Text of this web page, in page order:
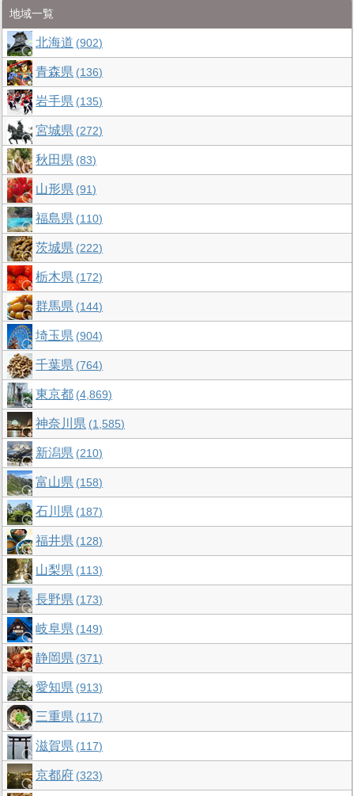
地域一覧
北海道 902
青森県 136
岩手県 135
宮城県 272
秋田県 83
山形県 91
福島県 110
茨城県 222
栃木県 172
群馬県 144
埼玉県 904
千葉県 764
東京都 4,869
神奈川県 1,585
新潟県 210
富山県 158
石川県 187
福井県 128
山梨県 113
長野県 173
岐阜県 149
静岡県 371
愛知県 913
三重県 117
滋賀県 117
京都府 323